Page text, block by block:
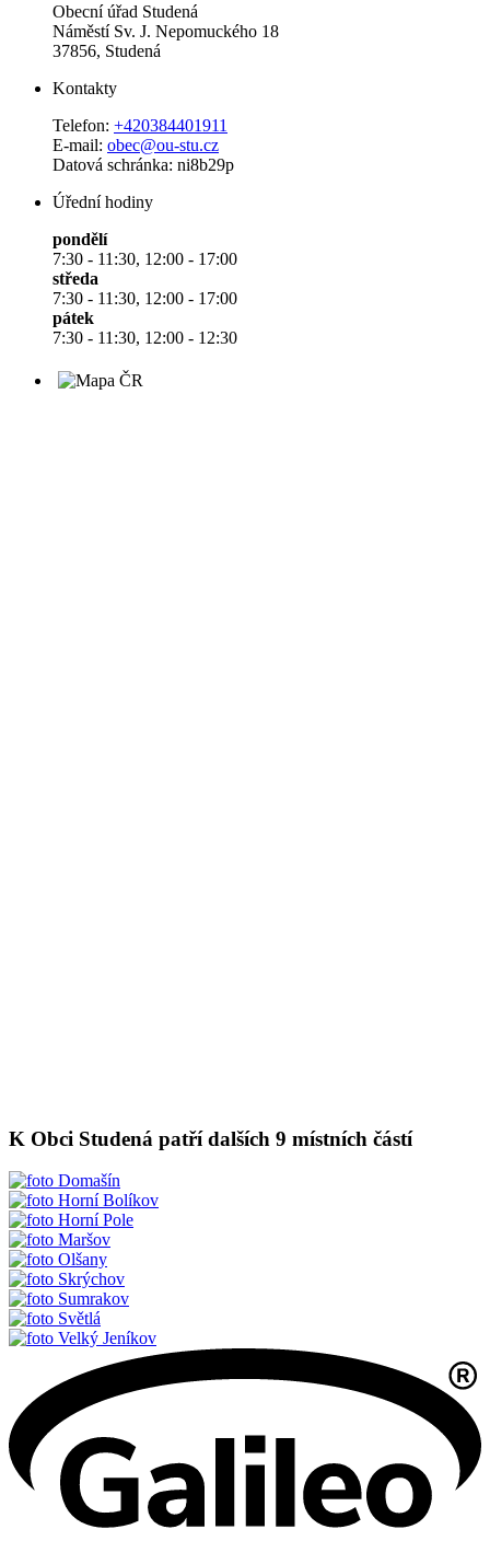
Obecní úřad Studená
Náměstí Sv. J. Nepomuckého 18
37856, Studená
Kontakty
Telefon: +420384401911
E-mail: obec@ou-stu.cz
Datová schránka: ni8b29p
Úřední hodiny
pondělí
7:30 - 11:30, 12:00 - 17:00
středa
7:30 - 11:30, 12:00 - 17:00
pátek
7:30 - 11:30, 12:00 - 12:30
K Obci Studená patří dalších 9 místních částí
Domašín
Horní Bolíkov
Horní Pole
Maršov
Olšany
Skrýchov
Sumrakov
Světlá
Velký Jeníkov